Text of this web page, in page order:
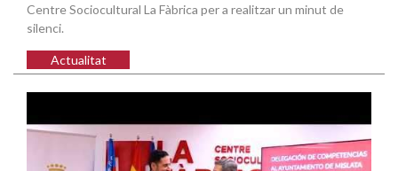
Centre Sociocultural La Fàbrica per a realitzar un minut de
silenci.
Actualitat